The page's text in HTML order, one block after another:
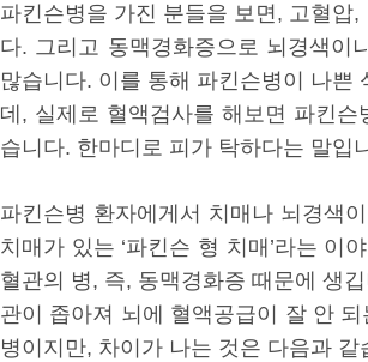
파킨슨병을 가진 분들을 보면, 고혈압
다. 그리고 동맥경화증으로 뇌경색이
많습니다. 이를 통해 파킨슨병이 나쁜
데, 실제로 혈액검사를 해보면 파킨
습니다. 한마디로 피가 탁하다는 말입
파킨슨병 환자에게서 치매나 뇌경색
치매가 있는 ‘파킨슨 형 치매’라는 이
혈관의 병, 즉, 동맥경화증 때문에 생
관이 좁아져 뇌에 혈액공급이 잘 안
병이지만, 차이가 나는 것은 다음과 같